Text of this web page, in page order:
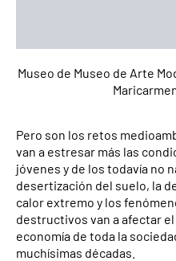
Museo de Museo de Arte
Pero son los retos
van a estresar más las
jóvenes y de los todavía no
desertización del suelo, la
calor extremo y los
destructivos van a afectar
economía de toda la
muchísimas décadas.